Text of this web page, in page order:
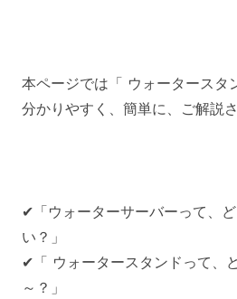
本ページでは「 ウォータースタ
分かりやすく、簡単に、ご解説
✔「ウォーターサーバーって、
い？」
✔「 ウォータースタンドって、
～？」